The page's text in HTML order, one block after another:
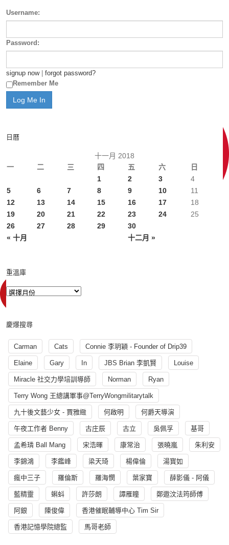
Username:
Password:
signup now| forgot password?
Remember Me
日曆
十一月 2018
一
二 三 四 五 六 日
« 十月 十二月 »
1 2 3
4
5
6 7 8 9 10
11
12
13 14 15 16 17
18
19
20 21 22 23 24
25
26
27 28 29 30
重溫庫
慶爆搜尋
Carman Cats Connie 李玥穎 - Founder of Drip39
Elaine Gary In JBS Brian 李凱賢 Louise
Miracle 社交力學培訓導師 Norman Ryan
Terry Wong 王總講軍事@TerryWongmilitarytalk
九十後文藝少女 - 賈雅緻 何啟明 何爵天導演
午夜工作者 Benny 古庄辰 古立 吳佩孚 基哥
孟希璘 Ball Mang 宋浩暉 康常治 張曉嵐 朱利安
李錦鴻 李鑑峰 梁天琦 楊偉倫 湯寳如
瘋中三子 羅倫斯 羅海憫 葉家寶 薛影儀 - 阿儀
藍精靈 蝌蚪 許莎朗 譚雁瞳 鄭遨汶法筠師傅
阿銀 陳俊偉 香港催眠輔導中心 Tim Sir
香港記憶學院總監 馬哥老師